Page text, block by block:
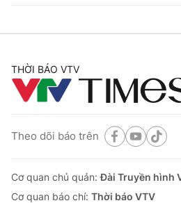
THỜI BÁO VTV
Theo dõi báo trên
Cơ quan chủ quản:Đài Truyền hình
Cơ quan báo chí: Thời báo VTV